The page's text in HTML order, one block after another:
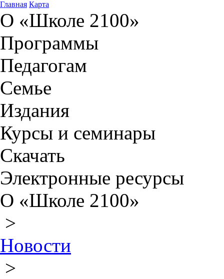
Главная Карта
О «Школе 2100»
Программы
Педагогам
Семье
Издания
Курсы и семинары
Скачать
Электронные ресурсы
О «Школе 2100»
>
Новости
>